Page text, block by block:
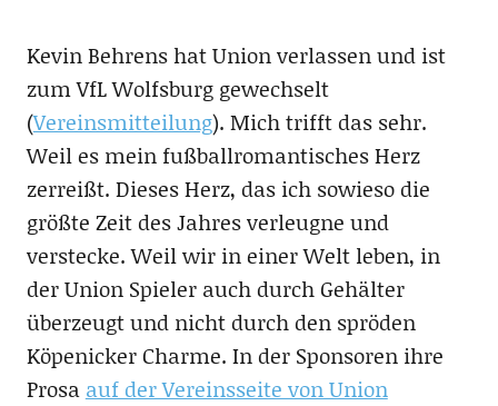
Kevin Behrens hat Union verlassen und ist
zum VfL Wolfsburg gewechselt
(Vereinsmitteilung). Mich trifft das sehr.
Weil es mein fußballromantisches Herz
zerreißt. Dieses Herz, das ich sowieso die
größte Zeit des Jahres verleugne und
verstecke. Weil wir in einer Welt leben, in
der Union Spieler auch durch Gehälter
überzeugt und nicht durch den spröden
Köpenicker Charme. In der Sponsoren ihre
Prosa auf der Vereinsseite von Union